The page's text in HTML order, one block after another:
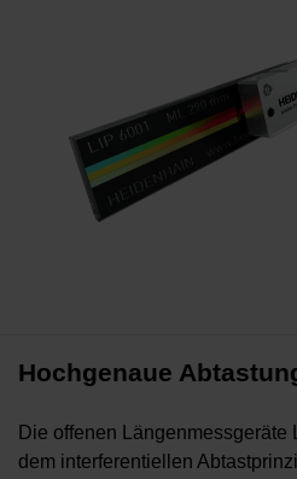
Hochgenaue
Die offenen Längenmessgeräte
dem interferentiellen